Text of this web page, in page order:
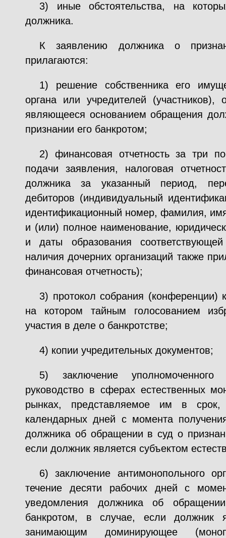
3) иные обстоятельства, на
должника.
К заявлению должника о
прилагаются:
1) решение собственника его
органа или учредителей (участников),
являющееся основанием обращения
признании его банкротом;
2) финансовая отчетность за три
подачи заявления, налоговая
должника за указанный период,
дебиторов (индивидуальный
идентификационный номер, фамилия,
и (или) полное наименование,
и даты образования
наличия дочерних организаций также
финансовая отчетность);
3) протокол собрания (конференции)
на котором тайным голосованием
участия в деле о банкротстве;
4) копии учредительных документов;
5) заключение уполномоченного
руководство в сферах естественных
рынках, представляемое им в
календарных дней с момента
должника об обращении в суд о
если должник является субъектом
6) заключение антимонопольного
течение десяти рабочих дней с
уведомления должника об
банкротом, в случае, если должник
занимающим доминирующее